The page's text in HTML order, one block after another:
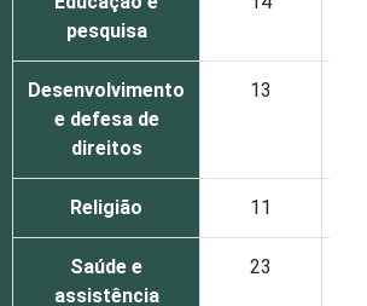
pesquisa
Desenvolvimento
e defesa de
direitos
13
Religião 11
Saúde e
assistência
23